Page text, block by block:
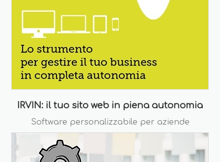
IRVIN: il tuo sito web in piena autonomia
Software personalizzabile per aziende